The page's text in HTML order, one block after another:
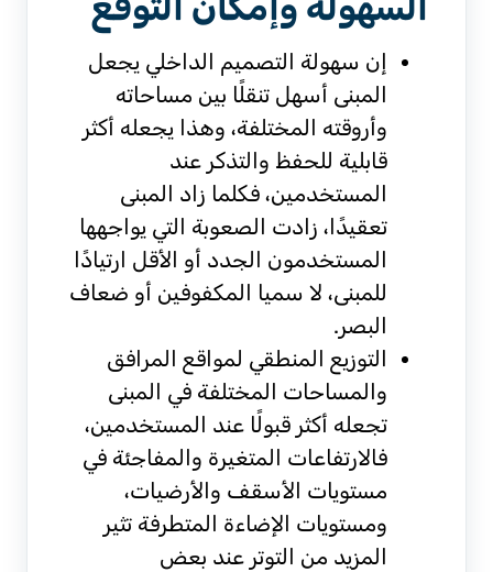
إن سهولة التصميم الداخلي يجعل
المبنى أسهل تنقلًا بين مساحاته
وأروقته المختلفة، وهذا يجعله أكثر
قابلية للحفظ والتذكر عند
المستخدمين، فكلما زاد المبنى
تعقيدًا، زادت الصعوبة التي يواجهها
المستخدمون الجدد أو الأقل ارتيادًا
للمبنى، لا سميا المكفوفين أو ضعاف
البصر.
التوزيع المنطقي لمواقع المرافق
والمساحات المختلفة في المبنى
تجعله أكثر قبولًا عند المستخدمين،
فالارتفاعات المتغيرة والمفاجئة في
مستويات الأسقف والأرضيات،
ومستويات الإضاءة المتطرفة تثير
المزيد من التوتر عند بعض